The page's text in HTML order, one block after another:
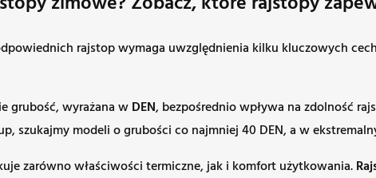
rajstop wymaga uwzględnienia kilku kluczowych
grubość, wyrażana wDEN, bezpośrednio wpływa na zdolność
szukajmy modeli o grubości co najmniej 40 DEN, a w
zarówno właściwości termiczne, jak i komfort użytkowania.